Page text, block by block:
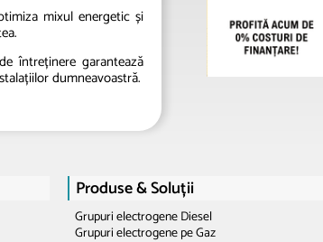
mixul energetic și
întreținere garantează
dumneavoastră.
Produse & Soluții
Grupuri electrogene Diesel
Grupuri electrogene pe Gaz